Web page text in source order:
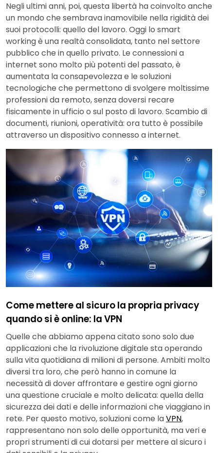
Negli ultimi anni, poi, questa libertà ha coinvolto anche
un mondo che sembrava inamovibile nella rigidità dei
suoi protocolli: quello del lavoro. Oggi lo smart
working è una realtà consolidata, tanto nel settore
pubblico che in quello privato. Le connessioni a
internet sono molto più potenti del passato, è
aumentata la consapevolezza e le soluzioni
tecnologiche che permettono di svolgere moltissime
professioni da remoto, senza doversi recare
fisicamente in ufficio o sul posto di lavoro. Scambio di
documenti, riunioni, operatività: ora tutto è possibile
attraverso un dispositivo connesso a internet.
Come mettere al sicuro la propria privacy
quando si è online: la VPN
Quelle che abbiamo appena citato sono solo due
applicazioni che la rivoluzione digitale sta operando
sulla vita quotidiana di milioni di persone. Ambiti molto
diversi tra loro, che però hanno in comune la
necessità di dover affrontare e gestire ogni giorno
una questione cruciale e molto delicata: quella della
sicurezza dei dati e delle informazioni che viaggiano in
rete. Per questo motivo, soluzioni come laVPN,
rappresentano non solo delle opportunità, ma veri e
propri strumenti di cui dotarsi per mettere al sicuro i